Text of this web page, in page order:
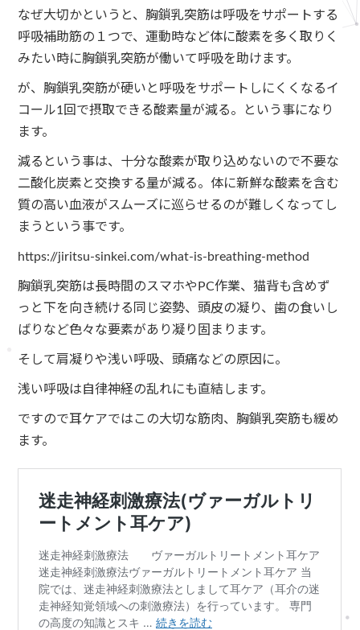
なぜ大切かというと、胸鎖乳突筋は呼吸をサポートする
呼吸補助筋の１つで、運動時など体に酸素を多く取りく
みたい時に胸鎖乳突筋が働いて呼吸を助けます。
が、胸鎖乳突筋が硬いと呼吸をサポートしにくくなるイ
コール1回で摂取できる酸素量が減る。という事になり
ます。
減るという事は、十分な酸素が取り込めないので不要な
二酸化炭素と交換する量が減る。体に新鮮な酸素を含む
質の高い血液がスムーズに巡らせるのが難しくなってし
まうという事です。
https://jiritsu-sinkei.com/what-is-breathing-method
胸鎖乳突筋は長時間のスマホやPC作業、猫背も含めず
っと下を向き続ける同じ姿勢、頭皮の凝り、歯の食いし
ばりなど色々な要素があり凝り固まります。
そして肩凝りや浅い呼吸、頭痛などの原因に。
浅い呼吸は自律神経の乱れにも直結します。
ですので耳ケアではこの大切な筋肉、胸鎖乳突筋も緩め
ます。